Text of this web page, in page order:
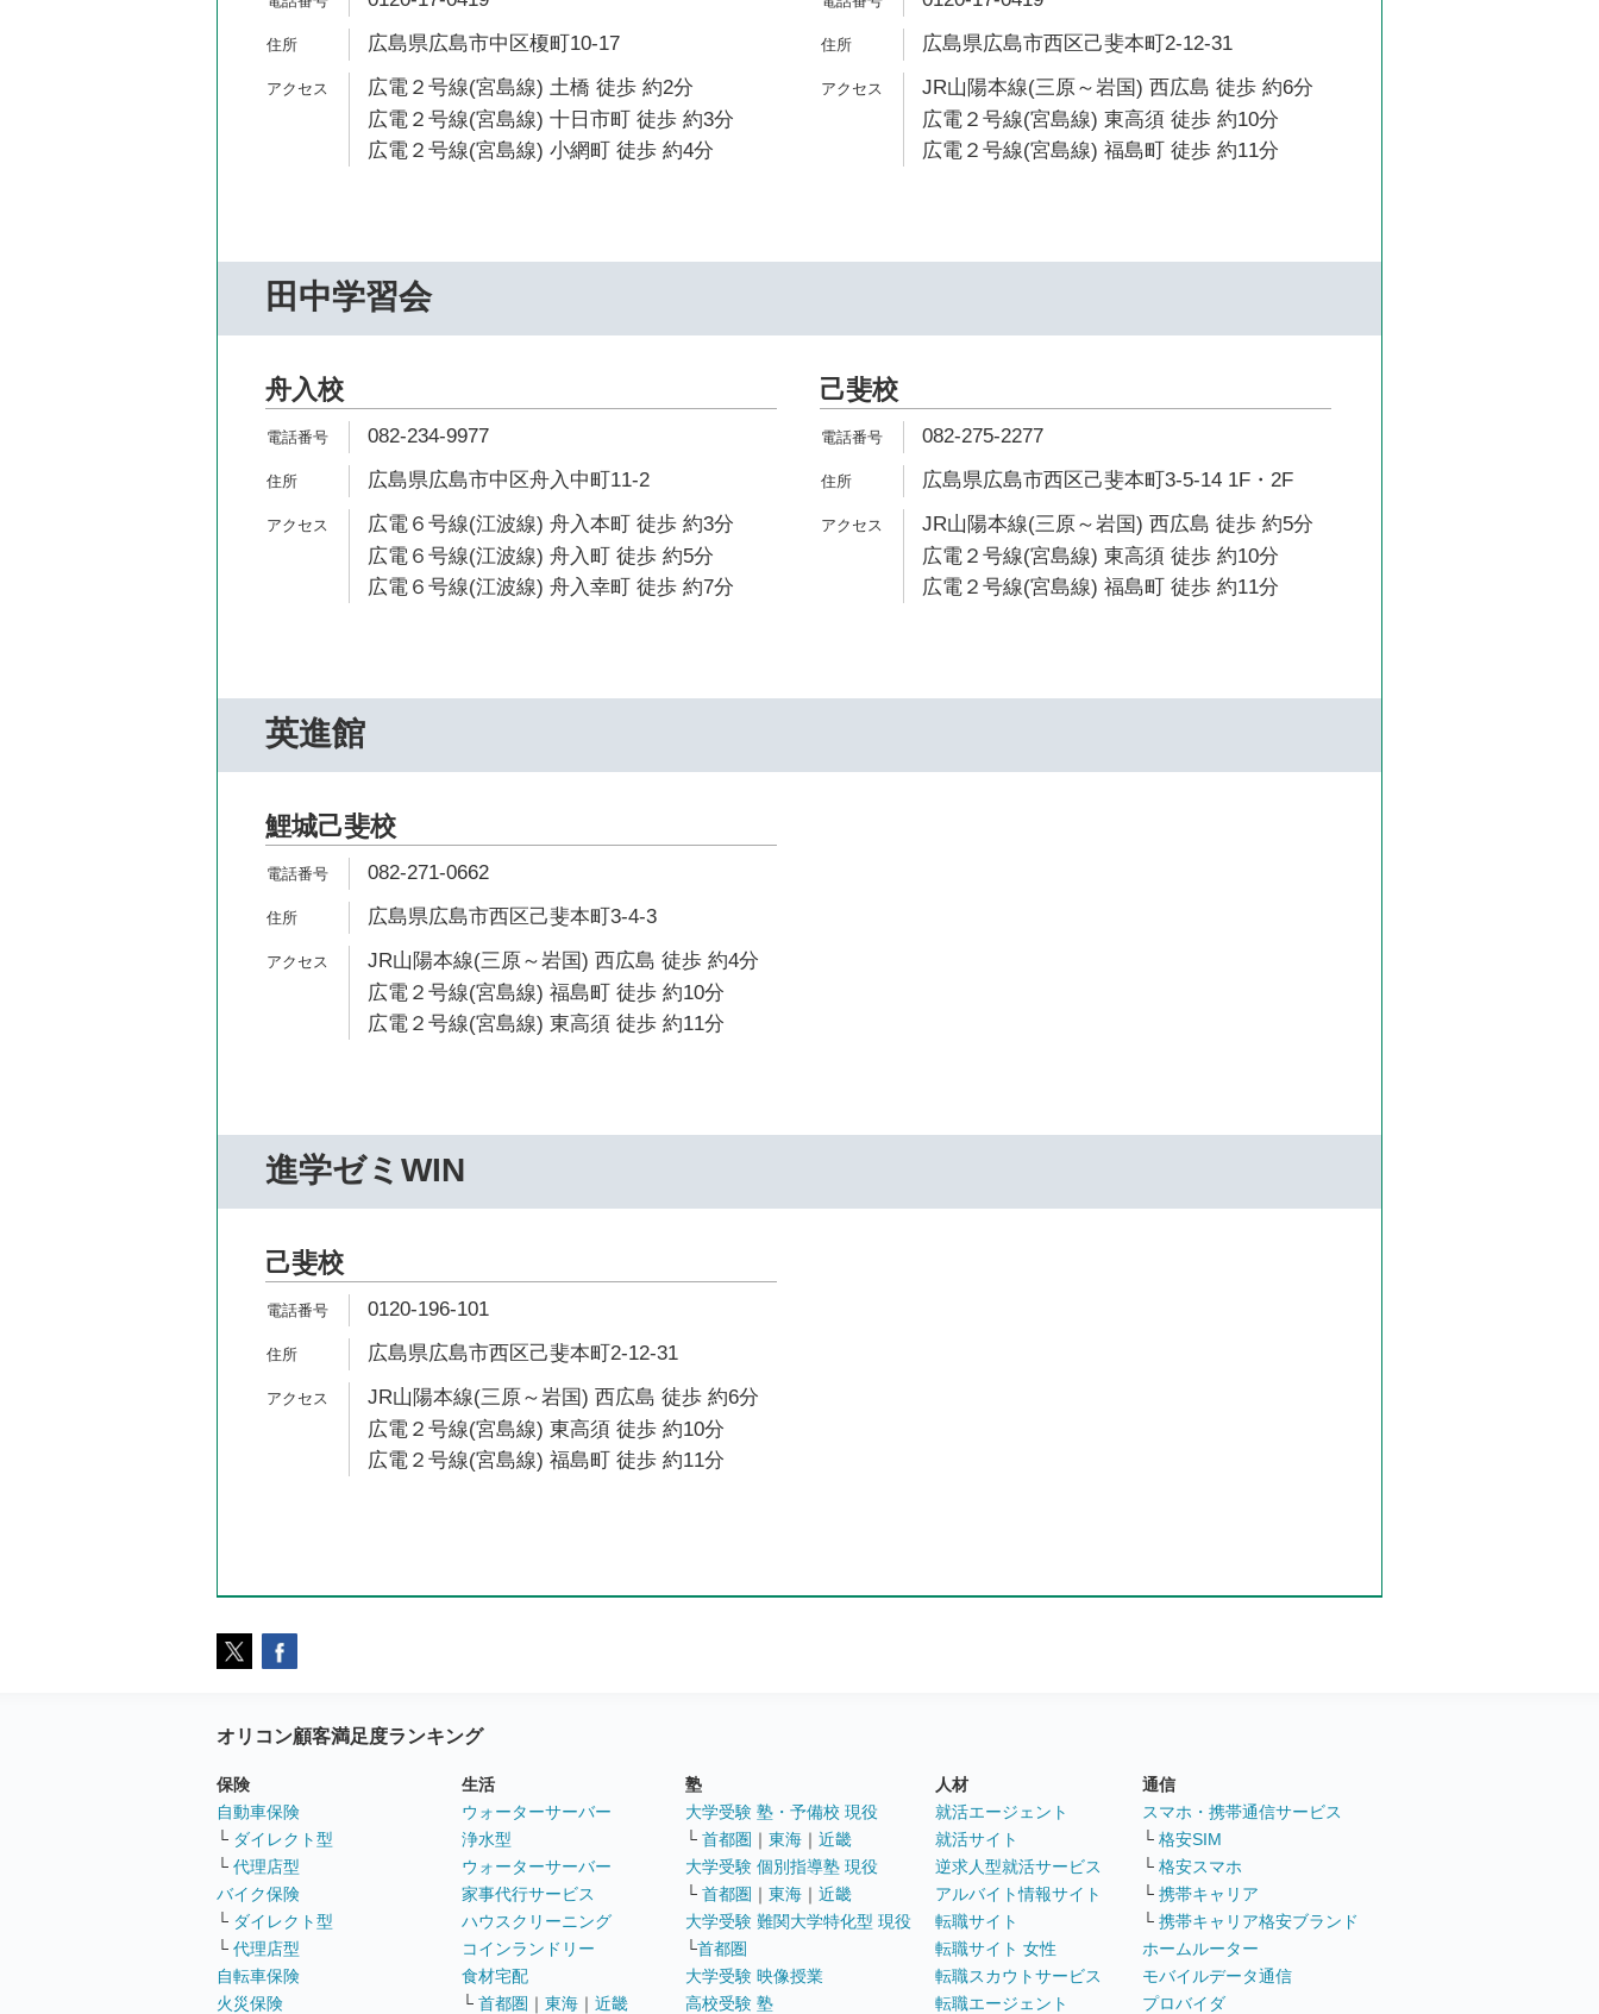
広島県広島市中区榎町10-17
広電２号線(宮島線) 土橋 徒歩 約2分
広電２号線(宮島線) 十日市町 徒歩 約3分
広電２号線(宮島線) 小網町 徒歩 約4分
広島県広島市西区己斐本町2-12-31
JR山陽本線(三原～岩国) 西広島 徒歩 約6分
広電２号線(宮島線) 東高須 徒歩 約10分
広電２号線(宮島線) 福島町 徒歩 約11分
田中学習会
舟入校
082-234-9977
広島県広島市中区舟入中町11-2
広電６号線(江波線) 舟入本町 徒歩 約3分
広電６号線(江波線) 舟入町 徒歩 約5分
広電６号線(江波線) 舟入幸町 徒歩 約7分
己斐校
082-275-2277
広島県広島市西区己斐本町3-5-14 1F・2F
JR山陽本線(三原～岩国) 西広島 徒歩 約5分
広電２号線(宮島線) 東高須 徒歩 約10分
広電２号線(宮島線) 福島町 徒歩 約11分
英進館
鯉城己斐校
082-271-0662
広島県広島市西区己斐本町3-4-3
JR山陽本線(三原～岩国) 西広島 徒歩 約4分
広電２号線(宮島線) 福島町 徒歩 約10分
広電２号線(宮島線) 東高須 徒歩 約11分
進学ゼミWIN
己斐校
0120-196-101
広島県広島市西区己斐本町2-12-31
JR山陽本線(三原～岩国) 西広島 徒歩 約6分
広電２号線(宮島線) 東高須 徒歩 約10分
広電２号線(宮島線) 福島町 徒歩 約11分
オリコン顧客満足度ランキング
保険
自動車保険
└ ダイレクト型
└ 代理店型
バイク保険
└ ダイレクト型
└ 代理店型
自転車保険
火災保険
生活
ウォーターサーバー
浄水型
ウォーターサーバー
家事代行サービス
ハウスクリーニング
コインランドリー
食材宅配
└ 首都圏 ｜ 東海 ｜ 近畿
塾
大学受験 塾・予備校 現役
└ 首都圏 ｜ 東海 ｜ 近畿
大学受験 個別指導塾 現役
└ 首都圏 ｜ 東海 ｜ 近畿
大学受験 難関大学特化型 現役
└首都圏
大学受験 映像授業
高校受験 塾
人材
就活エージェント
就活サイト
逆求人型就活サービス
アルバイト情報サイト
転職サイト
転職サイト 女性
転職スカウトサービス
転職エージェント
通信
スマホ・携帯通信サービス
└ 格安SIM
└ 格安スマホ
└ 携帯キャリア
└ 携帯キャリア格安ブランド
ホームルーター
モバイルデータ通信
プロバイダ